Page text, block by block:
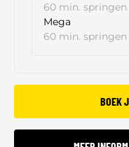
60 min. springen
Mega
60 min. springen
BOEK